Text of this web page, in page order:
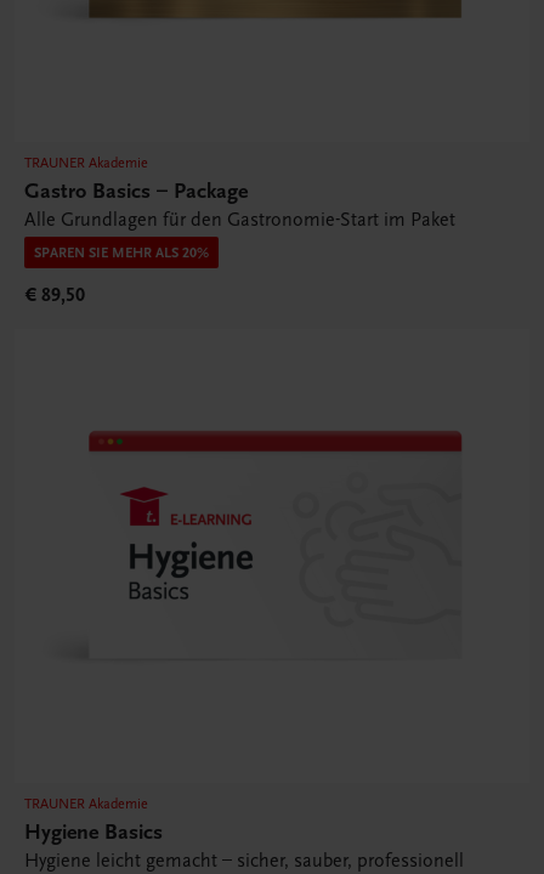
TRAUNER Akademie
Gastro Basics – Package
Alle Grundlagen für den Gastronomie-Start im Paket
SPAREN SIE MEHR ALS 20%
€ 89,50
TRAUNER Akademie
Hygiene Basics
Hygiene leicht gemacht – sicher, sauber, professionell